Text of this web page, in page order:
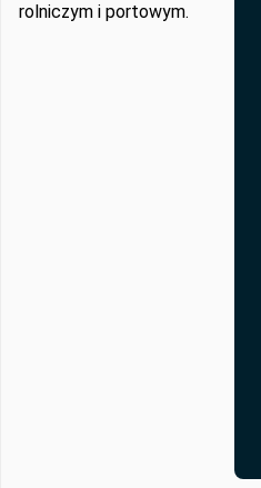
rolniczym i portowym.